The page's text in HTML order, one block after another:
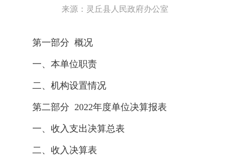
来源： 灵丘县人民政府办公室
第一部分 概况
一、本单位职责
二、机构设置情况
第二部分 2022年度单位决算报表
一、收入支出决算总表
二、收入决算表